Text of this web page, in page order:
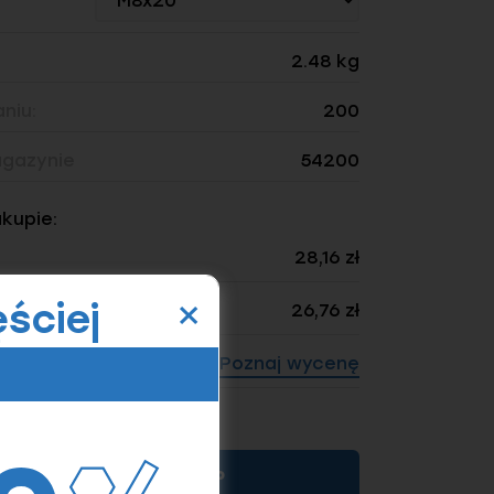
2.48 kg
200
54200
28,16 zł
26,76 zł
Poznaj wycenę
KUP
×